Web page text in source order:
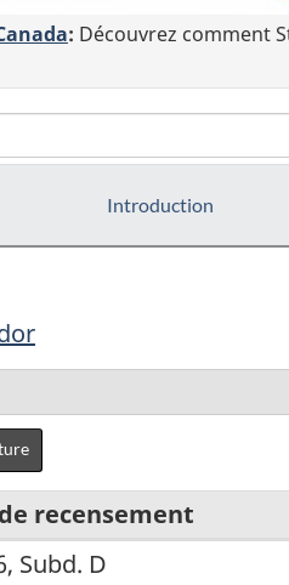
: Découvrez comment
Introduction
recensement
Subd. D